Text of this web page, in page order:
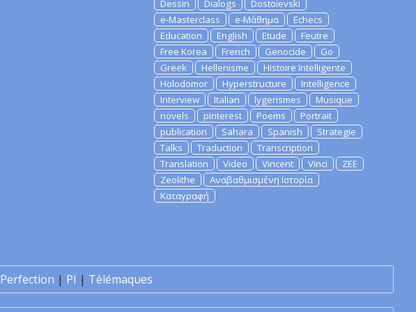
Dessin
Dialogs
Dostoievski
e-Masterclass
e-Μάθημα
Echecs
Education
English Etude
Feutre
Free Korea
French Genocide
Go
Greek
Hellenisme
Histoire Intelligente
Holodomor
Hyperstructure
Intelligence
Interview
Italian lygerismes
Musique
novels
pinterest Poems
Portrait
publication
Sahara Spanish
Strategie
Talks
Traduction
Transcription
Translation
Video Vincent Vinci
ZEE
Zeolithe
Αναβαθμισμένη Ιστορία
Καταγραφή
Perfection | PI | Télémaques